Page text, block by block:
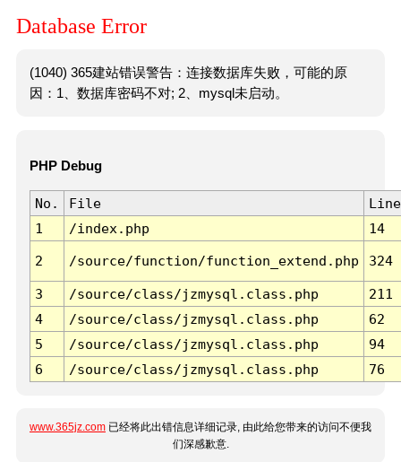
Database Error
(1040) 365建站错误警告：连接数据库失败，可能的原
因：1、数据库密码不对; 2、mysql未启动。
PHP Debug
No. File
Line
1
/index.php 14
2 /source/function/function_extend.php 324
3 /source/class/jzmysql.class.php
211
4
/source/class/jzmysql.class.php
62
5
/source/class/jzmysql.class.php
94
6
/source/class/jzmysql.class.php 76
www.365jz.com 已经将此出错信息详细记录, 由此给您带来的访问不便我
们深感歉意.